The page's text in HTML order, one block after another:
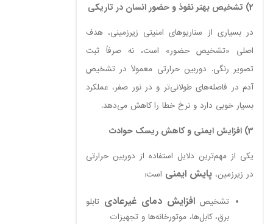
2) تشخیص بهتر نفوذ و حضور انسان در تاریکی
در بسیاری از سناریوهای امنیتی زیرزمینی، هدف
اصلی «تشخیص حضور» است، نه صرفاً ثبت
تصویر رنگی. دوربین حرارتی معمولاً در تشخیص
آدم در فاصله‌های طولانی‌تر و در نور صفر، عملکرد
بسیار خوبی دارد و نرخ خطا را کاهش می‌دهد.
3) افزایش ایمنی و کاهش ریسک حوادث
یکی از مهم‌ترین دلایل استفاده از دوربین حرارتی
در زیرزمین،پایش ایمنی است:
تشخیصافزایش دمای غیرعادی تابلو
برق، کابل‌ها، موتورخانه‌ها و تجهیزات